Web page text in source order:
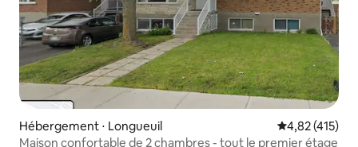
Hébergement ⋅ Longueuil Évaluation
4,82 (415)
Maison confortable de 2 chambres - tout le premier étage